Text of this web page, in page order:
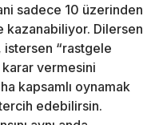
sadece 10 üzerinden
kazanabiliyor. Dilersen
istersen “rastgele
vermesini
kapsamlı oynamak
edebilirsin.